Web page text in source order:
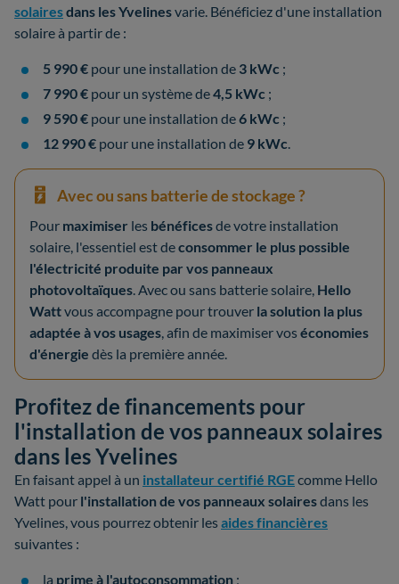
solairesdans les Yvelinesvarie. Bénéficiez d'une installation
solaire à partir de :
5 990 € pour une installation de 3 kWc ;
7 990 € pour un système de4,5 kWc ;
9 590 € pour une installation de6 kWc ;
12 990 € pour une installation de 9 kWc.
Avec ou sans batterie de stockage ?
Pour maximiser les bénéficesde votre installation
solaire, l'essentiel est deconsommer le plus possible
l'électricité produite par vos panneaux
photovoltaïques. Avec ou sans batterie solaire, Hello
Wattvous accompagne pour trouver la solution la plus
adaptée à vos usages, afin de maximiser voséconomies
d'énergie dès la première année.
Profitez de financements pour
l'installation de vos panneaux solaires
dans les Yvelines
En faisant appel à un installateur certifié RGEcomme Hello
Watt pour l'installation de vos panneaux solairesdans les
Yvelines, vous pourrez obtenir lesaides financières
suivantes :
la prime à l'autoconsommation ;